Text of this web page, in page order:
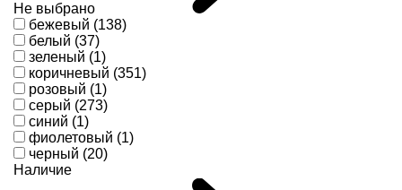
Не выбрано
бежевый (138)
белый (37)
зеленый (1)
коричневый (351)
розовый (1)
серый (273)
синий (1)
фиолетовый (1)
черный (20)
Наличие